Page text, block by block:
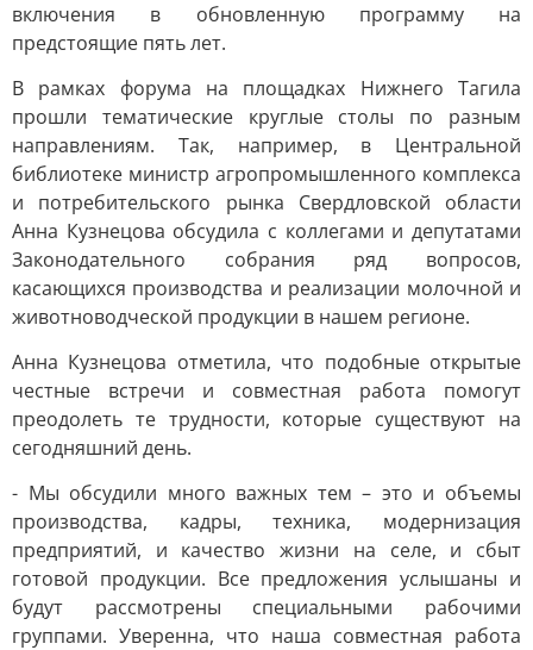
включения в обновленную программу на
предстоящие пять лет.
В рамках форума на площадках Нижнего Тагила
прошли тематические круглые столы по разным
направлениям. Так, например, в Центральной
библиотеке министр агропромышленного комплекса
и потребительского рынка Свердловской области
Анна Кузнецова обсудила с коллегами и депутатами
Законодательного собрания ряд вопросов,
касающихся производства и реализации молочной и
животноводческой продукции в нашем регионе.
Анна Кузнецова отметила, что подобные открытые
честные встречи и совместная работа помогут
преодолеть те трудности, которые существуют на
сегодняшний день.
- Мы обсудили много важных тем – это и объемы
производства, кадры, техника, модернизация
предприятий, и качество жизни на селе, и сбыт
готовой продукции. Все предложения услышаны и
будут рассмотрены специальными рабочими
группами. Уверенна, что наша совместная работа